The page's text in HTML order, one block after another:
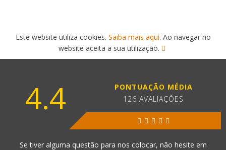
Este website utiliza cookies. Saiba mais aqui. Ao navegar no
website aceita a sua utilização.
4.4
PONTUAÇÃO MÉDIA
126 AVALIAÇÕES
Se tiver alguma questão para nos colocar, não hesite em